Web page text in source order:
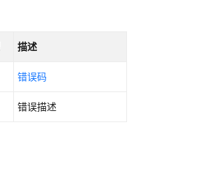
描述
错误码
错误描述